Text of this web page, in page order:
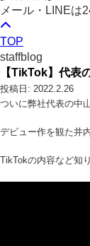
メール・LINEは
TOP
staffblog
【TikTok】代表
投稿日: 2022.2.26
ついに弊社代表の中
デビュー作を観た井
TikTokの内容など知